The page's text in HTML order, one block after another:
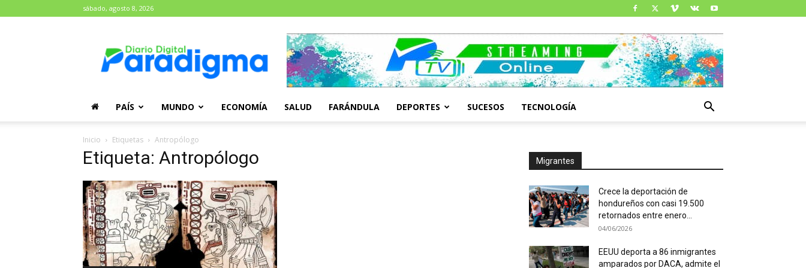
sábado, agosto 8, 2026
Paradigma
PAÍS MUNDO ECONOMÍA SALUD FARÁNDULA DEPORTES SUCESOS TECNOLOGÍA
Inicio Etiquetas Antropólogo
Etiqueta: Antropólogo Migrantes
Crece la deportación de
hondureños con casi 19.500
retornados entre enero...
04/06/2026
EEUU deporta a 86 inmigrantes
amparados por DACA, admite el